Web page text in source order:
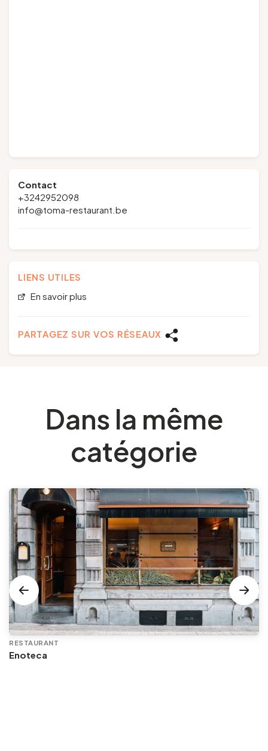
Contact
+3242952098
info@toma-restaurant.be
LIENS UTILES
En savoir plus
PARTAGEZ SUR VOS RÉSEAUX
Dans la même
catégorie
RESTAURANT
Enoteca